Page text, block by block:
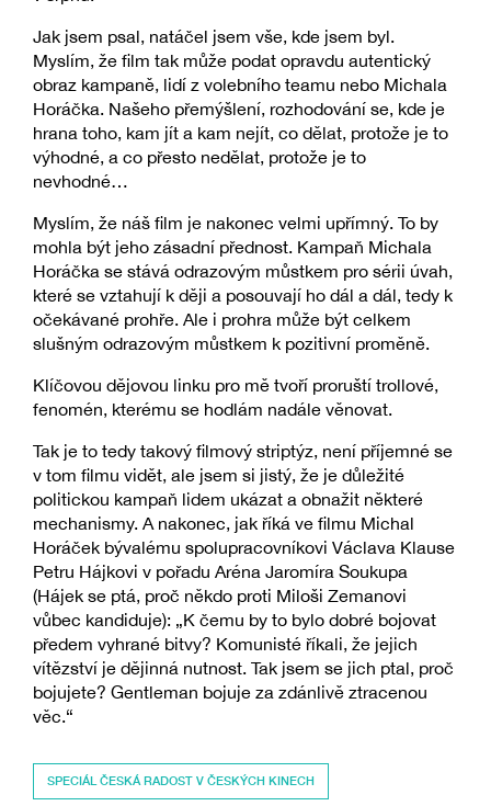
Jak jsem psal, natáčel jsem vše, kde jsem byl.
Myslím, že film tak může podat opravdu autentický
obraz kampaně, lidí z volebního teamu nebo Michala
Horáčka. Našeho přemýšlení, rozhodování se, kde je
hrana toho, kam jít a kam nejít, co dělat, protože je to
výhodné, a co přesto nedělat, protože je to
nevhodné…
Myslím, že náš film je nakonec velmi upřímný. To by
mohla být jeho zásadní přednost. Kampaň Michala
Horáčka se stává odrazovým můstkem pro sérii úvah,
které se vztahují k ději a posouvají ho dál a dál, tedy k
očekávané prohře. Ale i prohra může být celkem
slušným odrazovým můstkem k pozitivní proměně.
Klíčovou dějovou linku pro mě tvoří proruští trollové,
fenomén, kterému se hodlám nadále věnovat.
Tak je to tedy takový filmový striptýz, není příjemné se
v tom filmu vidět, ale jsem si jistý, že je důležité
politickou kampaň lidem ukázat a obnažit některé
mechanismy. A nakonec, jak říká ve filmu Michal
Horáček bývalému spolupracovníkovi Václava Klause
Petru Hájkovi v pořadu Aréna Jaromíra Soukupa
(Hájek se ptá, proč někdo proti Miloši Zemanovi
vůbec kandiduje): „K čemu by to bylo dobré bojovat
předem vyhrané bitvy? Komunisté říkali, že jejich
vítězství je dějinná nutnost. Tak jsem se jich ptal, proč
bojujete? Gentleman bojuje za zdánlivě ztracenou
věc.“
SPECIÁL ČESKÁ RADOST V ČESKÝCH KINECH